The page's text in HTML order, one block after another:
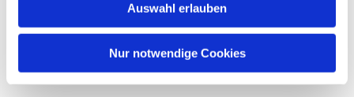
Auswahl erlauben
Nur notwendige Cookies